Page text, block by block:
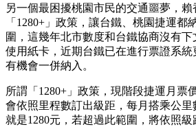
另一個最困擾桃園市民的交通噩夢，賴
「1280+」政策，讓台鐵、桃園捷運都
圍，這幾年北市數度和台鐵協商沒有
使用紙卡，近期台鐵已在進行票證系
有機會一併納入。
所謂「1280+」政策，現階段捷運月票
會依照里程數訂出級距，每月搭乘公
就是1280元，若超過此範圍，將依照